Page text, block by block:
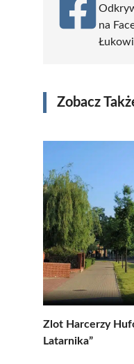
na
Zobacz
Zlot Harcerzy
Latarnika”